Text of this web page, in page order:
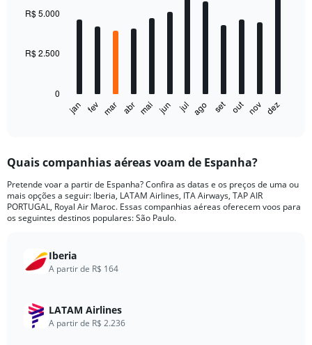
with
The
Range:
12
categories.
The
chart
axis
Range:
jan fev mar abr mai jun jul ago set out nov dez
0
R$ 2.500
R$ 5.000
Quais companhias aéreas voam de Espanha?
Pretende voar a partir de Espanha? Confira as datas e os preços de uma ou
mais opções a seguir: Iberia, LATAM Airlines, ITA Airways, TAP AIR
PORTUGAL, Royal Air Maroc. Essas companhias aéreas oferecem voos para
os seguintes destinos populares: São Paulo.
Iberia
A partir de R$ 164
LATAM Airlines
A partir de R$ 2.236